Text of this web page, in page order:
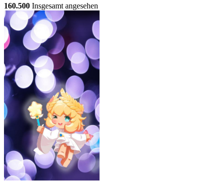
160.500 Insgesamt angesehen